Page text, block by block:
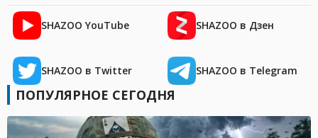
SHAZOO YouTube SHAZOO в Дзен
SHAZOO в Twitter SHAZOO в Telegram
ПОПУЛЯРНОЕ СЕГОДНЯ